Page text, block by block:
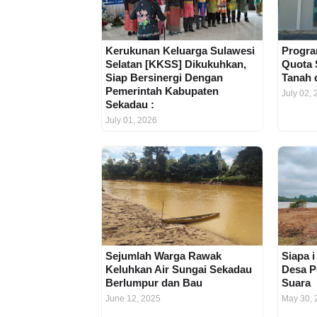
Kerukunan Keluarga Sulawesi
Selatan [KKSS] Dikukuhkan,
Siap Bersinergi Dengan
Pemerintah Kabupaten
Sekadau :
July 01, 2026
Quota
Tanah
July 02,
Sejumlah Warga Rawak
Keluhkan Air Sungai Sekadau
Berlumpur dan Bau
June 12, 2025
Siapa
Desa
Suara
May 30,